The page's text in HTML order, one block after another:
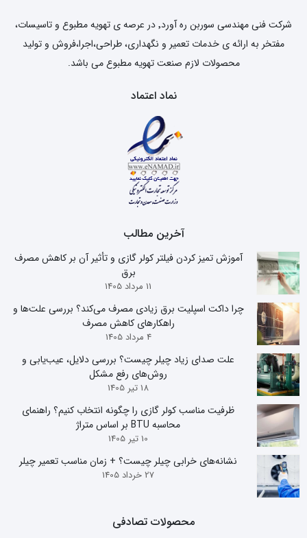
شرکت فنی مهندسی سوربن ره آورد٬ در عرصه ی تهویه مطبوع و تاسیسات،
مفتخر به ارائه ی خدمات تعمیر و نگهداری، طراحی،اجرا،فروش و تولید
محصولات لازم صنعت تهویه مطبوع می باشد.
نماد اعتماد
آخرین مطالب
آموزش تمیز کردن فیلتر کولر گازی و تأثیر آن بر کاهش مصرف
برق
11 مرداد 1405
چرا داکت اسپلیت برق زیادی مصرف می‌کند؟ بررسی علت‌ها و
راهکارهای کاهش مصرف
4 مرداد 1405
علت صدای زیاد چیلر چیست؟ بررسی دلایل، عیب‌یابی و
روش‌های رفع مشکل
18 تیر 1405
ظرفیت مناسب کولر گازی را چگونه انتخاب کنیم؟ راهنمای
محاسبه BTU بر اساس متراژ
10 تیر 1405
نشانه‌های خرابی چیلر چیست؟ + زمان مناسب تعمیر چیلر
27 خرداد 1405
محصولات تصادفی